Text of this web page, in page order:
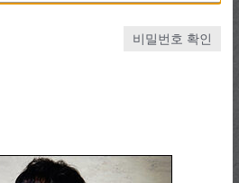
비밀번호 확인